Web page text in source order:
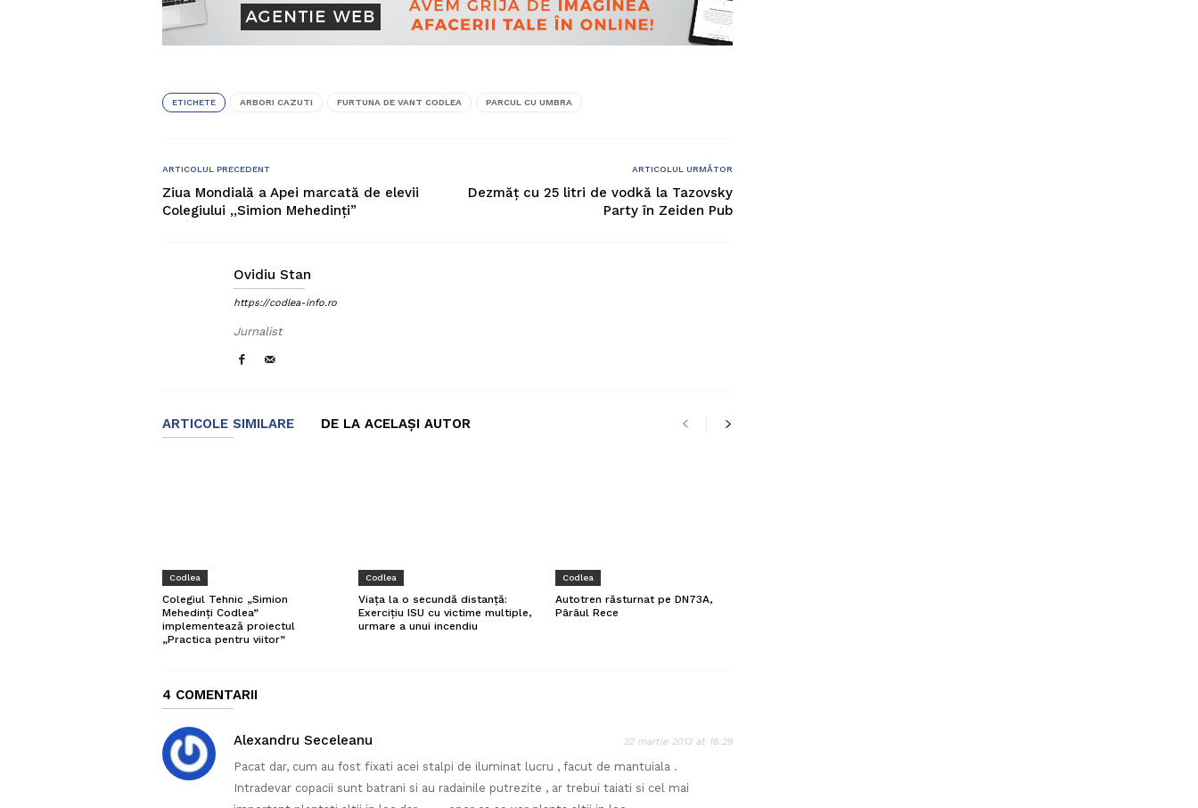
ETICHETE ARBORI CAZUTI FURTUNA DE VANT CODLEA PARCUL CU UMBRA
ARTICOLUL PRECEDENT
Ziua Mondială a Apei marcată de elevii
Colegiului ,,Simion Mehedinți”
ARTICOLUL URMĂTOR
Dezmăț cu 25 litri de vodkă la Tazovsky
Party în Zeiden Pub
Ovidiu Stan
https://codlea-info.ro
Jurnalist
ARTICOLE SIMILARE DE LA ACELAȘI AUTOR
Codlea
Colegiul Tehnic „Simion
Mehedinți Codlea”
implementează proiectul
„Practica pentru viitor”
Codlea
Viața la o secundă distanță:
Exercițiu ISU cu victime multiple,
urmare a unui incendiu
Codlea
Autotren răsturnat pe DN73A,
Pârâul Rece
4 COMENTARII
Alexandru Seceleanu 22 martie 2013 at 16:29
Pacat dar, cum au fost fixati acei stalpi de iluminat lucru , facut de mantuiala .
Intradevar copacii sunt batrani si au radainile putrezite , ar trebui taiati si cel mai